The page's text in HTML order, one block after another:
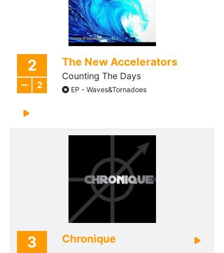
2
2
The New Accelerators
Counting The Days
EP - Waves&Tornadoes
3 Chronique